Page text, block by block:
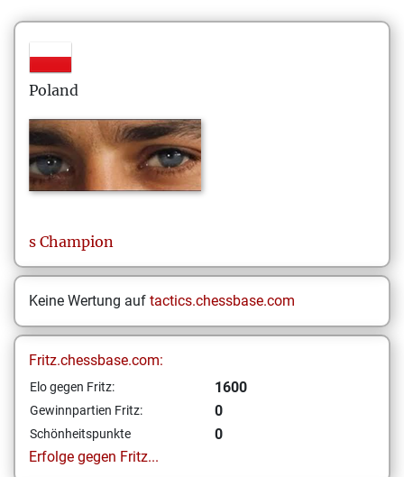
Poland
s Champion
Keine Wertung auf tactics.chessbase.com
Fritz.chessbase.com:
Elo gegen Fritz: 1600
Gewinnpartien Fritz: 0
Schönheitspunkte
0
Erfolge gegen Fritz...